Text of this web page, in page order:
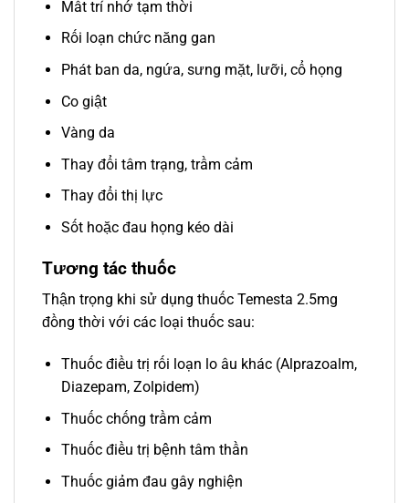
Mất trí nhớ tạm thời
Rối loạn chức năng gan
Phát ban da, ngứa, sưng mặt, lưỡi, cổ họng
Co giật
Vàng da
Thay đổi tâm trạng, trầm cảm
Thay đổi thị lực
Sốt hoặc đau họng kéo dài
Tương tác thuốc
Thận trọng khi sử dụng thuốc Temesta 2.5mg
đồng thời với các loại thuốc sau:
Thuốc điều trị rối loạn lo âu khác (Alprazoalm,
Diazepam, Zolpidem)
Thuốc chống trầm cảm
Thuốc điều trị bệnh tâm thần
Thuốc giảm đau gây nghiện